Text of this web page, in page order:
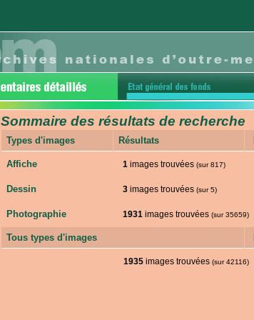
Sommaire des résultats de recherche
Types d'images Résultats
Affiche 1 images trouvées (sur 817)
Dessin 3 images trouvées (sur 5)
Photographie 1931 images trouvées (sur 35659)
Tous types d'images
1935 images trouvées (sur 42116)